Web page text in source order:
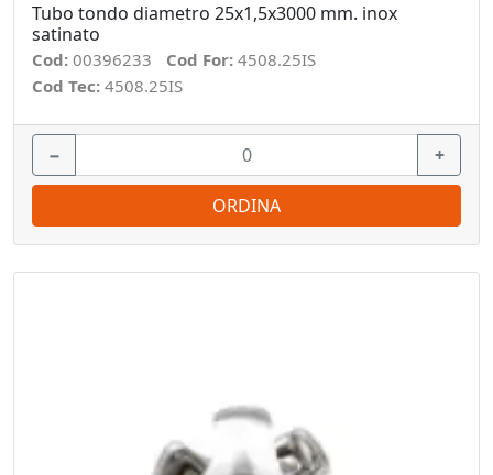
Tubo tondo diametro 25x1,5x3000 mm. inox
satinato
Cod: 00396233 Cod For: 4508.25IS
Cod Tec: 4508.25IS
− +
ORDINA